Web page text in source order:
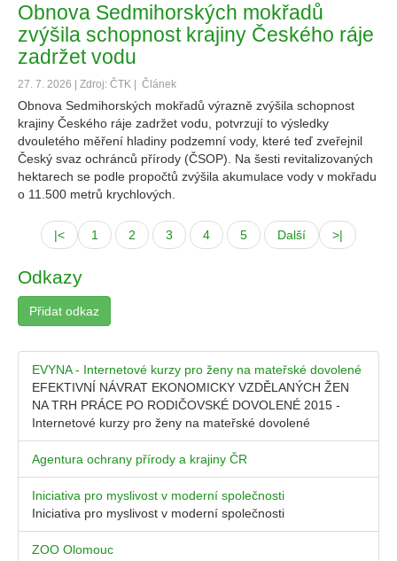
Obnova Sedmihorských mokřadů
zvýšila schopnost krajiny Českého ráje
zadržet vodu
27. 7. 2026 | Zdroj: ČTK | Článek
Obnova Sedmihorských mokřadů výrazně zvýšila schopnost
krajiny Českého ráje zadržet vodu, potvrzují to výsledky
dvouletého měření hladiny podzemní vody, které teď zveřejnil
Český svaz ochránců přírody (ČSOP). Na šesti revitalizovaných
hektarech se podle propočtů zvýšila akumulace vody v mokřadu
o 11.500 metrů krychlových.
|< 1 2 3 4 5 Další >|
Odkazy
Přidat odkaz
EVYNA - Internetové kurzy pro ženy na mateřské dovolené
EFEKTIVNÍ NÁVRAT EKONOMICKY VZDĚLANÝCH ŽEN
NA TRH PRÁCE PO RODIČOVSKÉ DOVOLENÉ 2015 -
Internetové kurzy pro ženy na mateřské dovolené
Agentura ochrany přírody a krajiny ČR
Iniciativa pro myslivost v moderní společnosti
Iniciativa pro myslivost v moderní společnosti
ZOO Olomouc